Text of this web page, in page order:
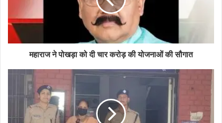
महाराज ने पोखड़ा को दी चार करोड़ की योजनाओं की सौगात